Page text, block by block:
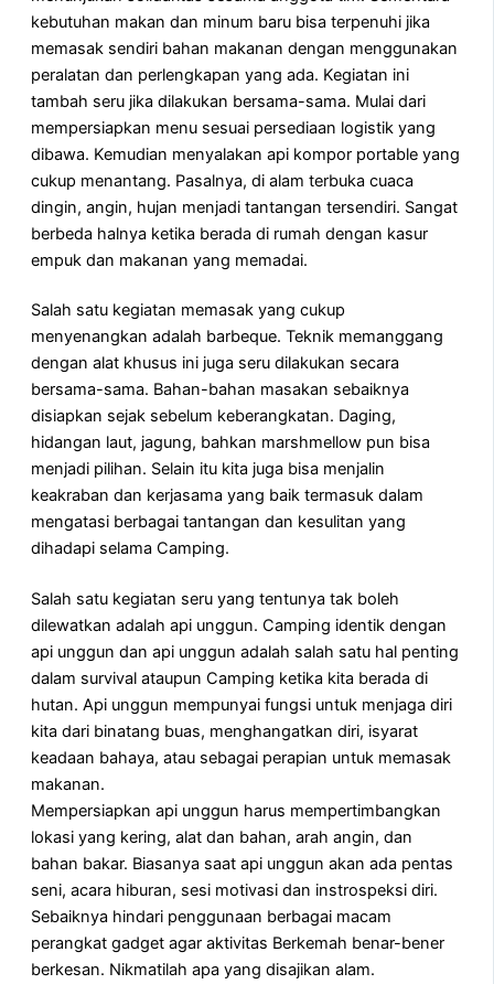
kebutuhan makan dan minum baru bisa terpenuhi jika
memasak sendiri bahan makanan dengan menggunakan
peralatan dan perlengkapan yang ada. Kegiatan ini
tambah seru jika dilakukan bersama-sama. Mulai dari
mempersiapkan menu sesuai persediaan logistik yang
dibawa. Kemudian menyalakan api kompor portable yang
cukup menantang. Pasalnya, di alam terbuka cuaca
dingin, angin, hujan menjadi tantangan tersendiri. Sangat
berbeda halnya ketika berada di rumah dengan kasur
empuk dan makanan yang memadai.
Salah satu kegiatan memasak yang cukup
menyenangkan adalah barbeque. Teknik memanggang
dengan alat khusus ini juga seru dilakukan secara
bersama-sama. Bahan-bahan masakan sebaiknya
disiapkan sejak sebelum keberangkatan. Daging,
hidangan laut, jagung, bahkan marshmellow pun bisa
menjadi pilihan. Selain itu kita juga bisa menjalin
keakraban dan kerjasama yang baik termasuk dalam
mengatasi berbagai tantangan dan kesulitan yang
dihadapi selama Camping.
Salah satu kegiatan seru yang tentunya tak boleh
dilewatkan adalah api unggun. Camping identik dengan
api unggun dan api unggun adalah salah satu hal penting
dalam survival ataupun Camping ketika kita berada di
hutan. Api unggun mempunyai fungsi untuk menjaga diri
kita dari binatang buas, menghangatkan diri, isyarat
keadaan bahaya, atau sebagai perapian untuk memasak
makanan.
Mempersiapkan api unggun harus mempertimbangkan
lokasi yang kering, alat dan bahan, arah angin, dan
bahan bakar. Biasanya saat api unggun akan ada pentas
seni, acara hiburan, sesi motivasi dan instrospeksi diri.
Sebaiknya hindari penggunaan berbagai macam
perangkat gadget agar aktivitas Berkemah benar-bener
berkesan. Nikmatilah apa yang disajikan alam.